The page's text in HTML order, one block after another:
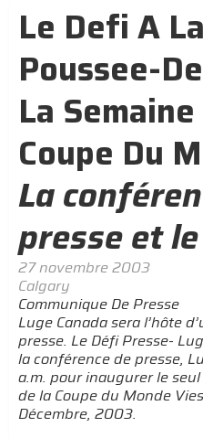
Le Defi A
Poussee-
La
Coupe Du
La
presse et
27 novembre 2003
Calgary
Communique De Presse
Luge Canada sera l’hôte
presse. Le Défi Presse-
la conférence de presse,
a.m. pour inaugurer le
de la Coupe du Monde
Décembre, 2003.